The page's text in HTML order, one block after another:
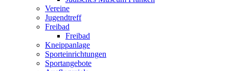
Vereine
Jugendtreff
Freibad
Freibad
Kneippanlage
Sporteinrichtungen
Sportangebote